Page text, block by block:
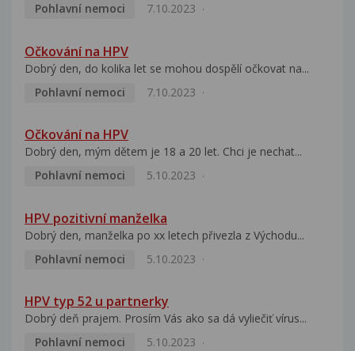
Pohlavní nemoci
7.10.2023
Očkování na HPV
Dobrý den, do kolika let se mohou dospělí očkovat na...
Pohlavní nemoci
7.10.2023
Očkování na HPV
Dobrý den, mým dětem je 18 a 20 let. Chci je nechat...
Pohlavní nemoci
5.10.2023
HPV pozitivní manželka
Dobrý den, manželka po xx letech přivezla z Východu...
Pohlavní nemoci
5.10.2023
HPV typ 52 u partnerky
Dobrý deň prajem. Prosím Vás ako sa dá vyliečiť vírus...
Pohlavní nemoci
5.10.2023